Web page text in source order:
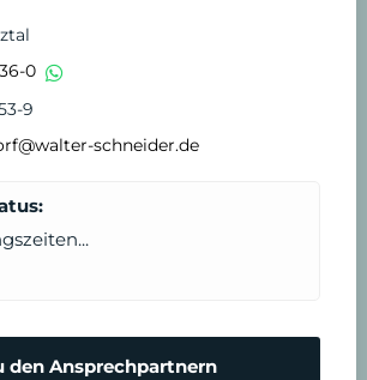
0
9
schneider.de
den Ansprechpartnern